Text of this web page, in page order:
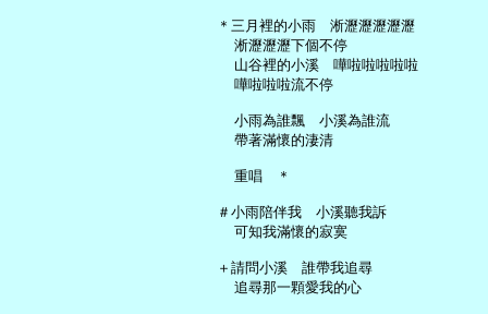
   ＊三月裡的小雨　淅瀝瀝瀝瀝瀝
     淅瀝瀝瀝下個不停
     山谷裡的小溪　嘩啦啦啦啦啦
     嘩啦啦啦流不停
     小雨為誰飄　小溪為誰流
     帶著滿懷的淒清
     重唱　＊
   ＃小雨陪伴我　小溪聽我訴
     可知我滿懷的寂寞
   ＋請問小溪　誰帶我追尋
     追尋那一顆愛我的心